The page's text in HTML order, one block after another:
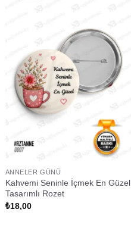
ANNELER GÜNÜ
Kahvemi Seninle İçmek En Güzel
Tasarımlı Rozet
₺18,00